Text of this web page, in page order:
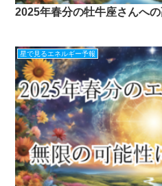
2025年春分の牡牛座さんへ
星で見るエネルギー予報